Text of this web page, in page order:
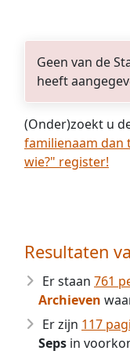
Geen van de
heeft
(Onder)zoekt u
familienaam dan
wie?" register!
Resultaten
Er staan 761
Archieven
Er zijn 117
Seps in